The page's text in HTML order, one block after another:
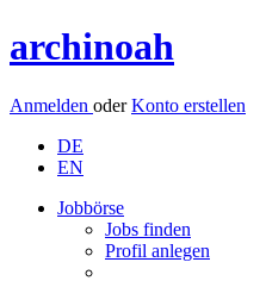
archinoah
Anmelden oderKonto erstellen
DE
EN
Jobbörse
Jobs finden
Profil anlegen